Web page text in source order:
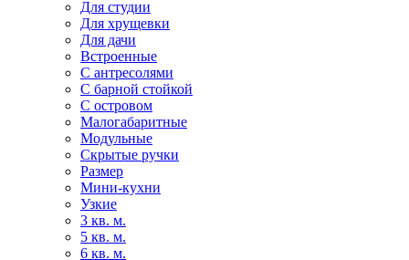
Для студии
Для хрущевки
Для дачи
Встроенные
С антресолями
С барной стойкой
С островом
Малогабаритные
Модульные
Скрытые ручки
Размер
Мини-кухни
Узкие
3 кв. м.
5 кв. м.
6 кв. м.